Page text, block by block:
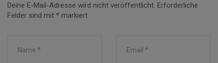
Deine E-Mail-Adresse wird nicht veröffentlicht. Erforderliche
Felder sind mit * markiert